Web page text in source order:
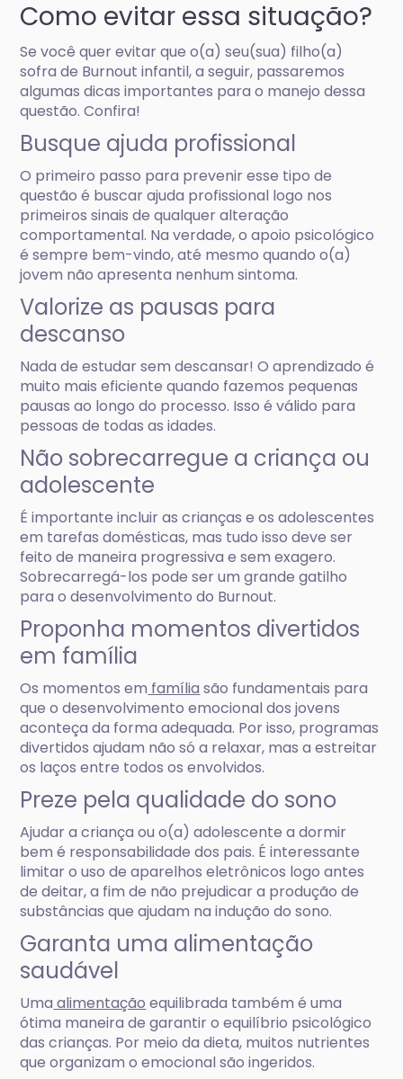
Como evitar essa situação?
Se você quer evitar que o(a) seu(sua) filho(a)
sofra de Burnout infantil, a seguir, passaremos
algumas dicas importantes para o manejo dessa
questão. Confira!
Busque ajuda profissional
O primeiro passo para prevenir esse tipo de
questão é buscar ajuda profissional logo nos
primeiros sinais de qualquer alteração
comportamental. Na verdade, o apoio psicológico
é sempre bem-vindo, até mesmo quando o(a)
jovem não apresenta nenhum sintoma.
Valorize as pausas para
descanso
Nada de estudar sem descansar! O aprendizado é
muito mais eficiente quando fazemos pequenas
pausas ao longo do processo. Isso é válido para
pessoas de todas as idades.
Não sobrecarregue a criança ou
adolescente
É importante incluir as crianças e os adolescentes
em tarefas domésticas, mas tudo isso deve ser
feito de maneira progressiva e sem exagero.
Sobrecarregá-los pode ser um grande gatilho
para o desenvolvimento do Burnout.
Proponha momentos divertidos
em família
Os momentos em família são fundamentais para
que o desenvolvimento emocional dos jovens
aconteça da forma adequada. Por isso, programas
divertidos ajudam não só a relaxar, mas a estreitar
os laços entre todos os envolvidos.
Preze pela qualidade do sono
Ajudar a criança ou o(a) adolescente a dormir
bem é responsabilidade dos pais. É interessante
limitar o uso de aparelhos eletrônicos logo antes
de deitar, a fim de não prejudicar a produção de
substâncias que ajudam na indução do sono.
Garanta uma alimentação
saudável
Uma alimentação equilibrada também é uma
ótima maneira de garantir o equilíbrio psicológico
das crianças. Por meio da dieta, muitos nutrientes
que organizam o emocional são ingeridos.